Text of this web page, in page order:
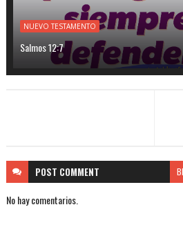
NUEVO TESTAMENTO
Salmos 12:7
POST COMMENT
No hay comentarios.